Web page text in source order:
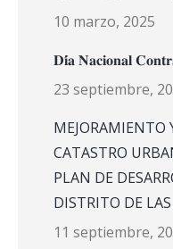
10 marzo, 2025
𝐃𝐢́𝐚 𝐍𝐚𝐜𝐢𝐨𝐧𝐚𝐥
23 septiembre,
MEJORAMIENTO
CATASTRO
PLAN DE
DISTRITO DE
11 septiembre,